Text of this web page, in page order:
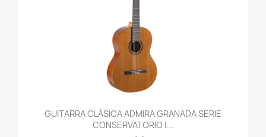
GUITARRA CLÁSICA ADMIRA GRANADA SERIE
CONSERVATORIO |...